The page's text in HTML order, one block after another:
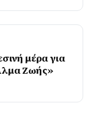
μέρα για
Ζωής»